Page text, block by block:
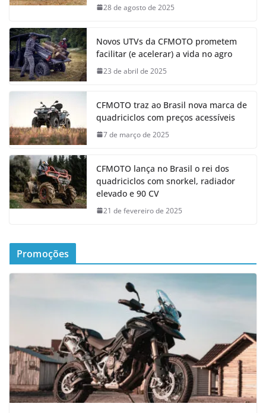
28 de agosto de 2025
Novos UTVs da CFMOTO prometem
facilitar (e acelerar) a vida no agro
23 de abril de 2025
CFMOTO traz ao Brasil nova marca de
quadriciclos com preços acessíveis
7 de março de 2025
CFMOTO lança no Brasil o rei dos
quadriciclos com snorkel, radiador
elevado e 90 CV
21 de fevereiro de 2025
Promoções